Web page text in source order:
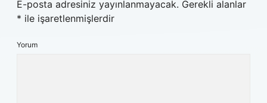
E-posta adresiniz yayınlanmayacak. Gerekli alanlar
* ile işaretlenmişlerdir
Yorum